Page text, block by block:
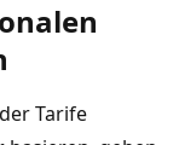
Tarife